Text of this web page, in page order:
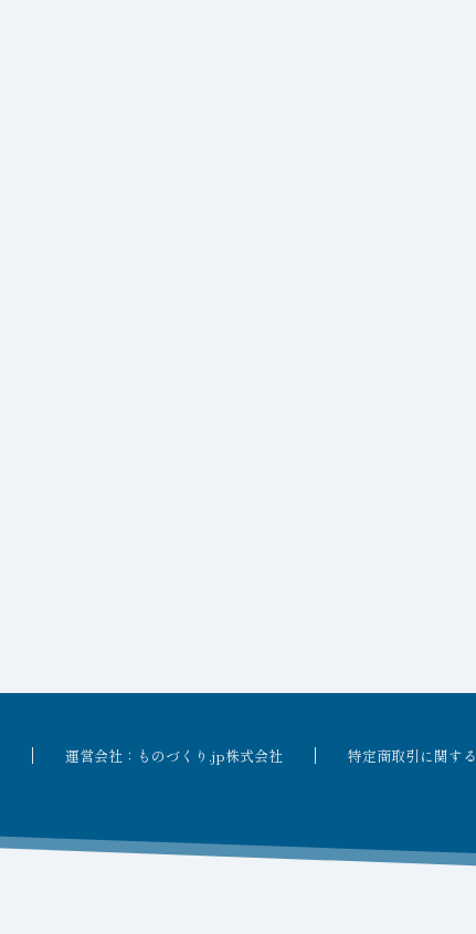
運営会社：ものづくり.jp株式会社 特定商取引に関す